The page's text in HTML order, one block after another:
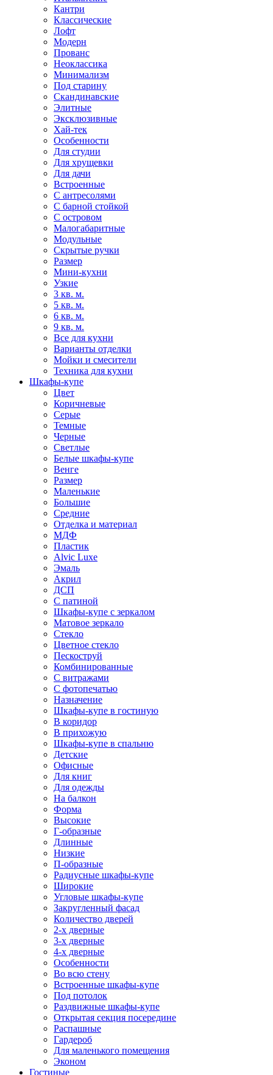
Кантри
Классические
Лофт
Модерн
Прованс
Неоклассика
Минимализм
Под старину
Скандинавские
Элитные
Эксклюзивные
Хай-тек
Особенности
Для студии
Для хрущевки
Для дачи
Встроенные
С антресолями
С барной стойкой
С островом
Малогабаритные
Модульные
Скрытые ручки
Размер
Мини-кухни
Узкие
3 кв. м.
5 кв. м.
6 кв. м.
9 кв. м.
Все для кухни
Варианты отделки
Мойки и смесители
Техника для кухни
Шкафы-купе
Цвет
Коричневые
Серые
Темные
Черные
Светлые
Белые шкафы-купе
Венге
Размер
Маленькие
Большие
Средние
Отделка и материал
МДФ
Пластик
Alvic Luxe
Эмаль
Акрил
ДСП
С патиной
Шкафы-купе с зеркалом
Матовое зеркало
Стекло
Цветное стекло
Пескоструй
Комбинированные
С витражами
С фотопечатью
Назначение
Шкафы-купе в гостиную
В коридор
В прихожую
Шкафы-купе в спальню
Детские
Офисные
Для книг
Для одежды
На балкон
Форма
Высокие
Г-образные
Длинные
Низкие
П-образные
Радиусные шкафы-купе
Широкие
Угловые шкафы-купе
Закругленный фасад
Количество дверей
2-х дверные
3-х дверные
4-х дверные
Особенности
Во всю стену
Встроенные шкафы-купе
Под потолок
Раздвижные шкафы-купе
Открытая секция посередине
Распашные
Гардероб
Для маленького помещения
Эконом
Гостиные